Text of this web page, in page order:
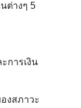
ต่างๆ 5
การเงิน
งสภาวะ